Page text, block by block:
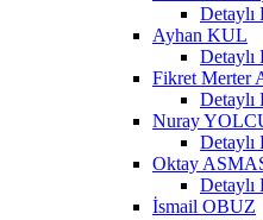
Detaylı
Ayhan KUL
Detaylı
Fikret
Detaylı
Nuray
Detaylı
Oktay
Detaylı
İsmail OBUZ